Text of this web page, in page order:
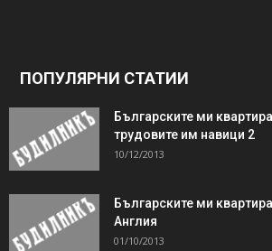
ПОПУЛЯРНИ СТАТИИ
Българските ми
трудовите им навици 2
10/12/2013
Българските ми
Англия
01/10/2013